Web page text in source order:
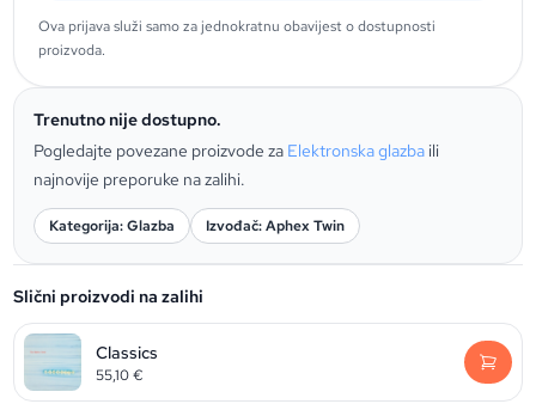
Ova prijava služi samo za jednokratnu obavijest o dostupnosti
proizvoda.
Trenutno nije dostupno.
Pogledajte povezane proizvode za Elektronska glazba ili
najnovije preporuke na zalihi.
Kategorija: Glazba Izvođač: Aphex Twin
Slični proizvodi na zalihi
Classics
55,10€